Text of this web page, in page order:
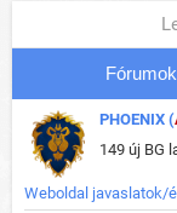
Fórumok
PHOENIX (
Weboldal javaslatok/